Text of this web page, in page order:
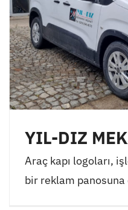
YIL-DIZ
Araç kapı logoları,
bir reklam